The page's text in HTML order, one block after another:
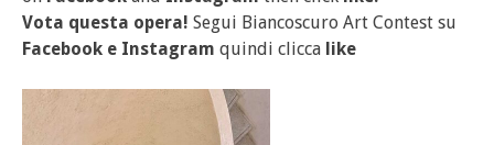
Vota questa opera! Segui Biancoscuro Art Contest su
Facebook e Instagram quindi clicca like